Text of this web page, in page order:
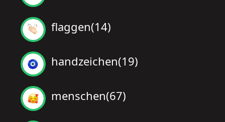
flaggen(14)
handzeichen(19)
menschen(67)